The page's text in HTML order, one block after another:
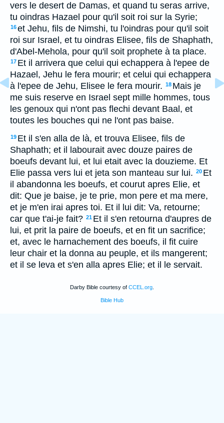
vers le desert de Damas, et quand tu seras arrive,
tu oindras Hazael pour qu'il soit roi sur la Syrie;
16et Jehu, fils de Nimshi, tu l'oindras pour qu'il soit
roi sur Israel, et tu oindras Elisee, fils de Shaphath,
d'Abel-Mehola, pour qu'il soit prophete à ta place.
17 Et il arrivera que celui qui echappera à l'epee de
Hazael, Jehu le fera mourir; et celui qui echappera
à l'epee de Jehu, Elisee le fera mourir. 18 Mais je
me suis reserve en Israel sept mille hommes, tous
les genoux qui n'ont pas flechi devant Baal, et
toutes les bouches qui ne l'ont pas baise.
19 Et il s'en alla de là, et trouva Elisee, fils de
Shaphath; et il labourait avec douze paires de
boeufs devant lui, et lui etait avec la douzieme. Et
Elie passa vers lui et jeta son manteau sur lui. 20 Et
il abandonna les boeufs, et courut apres Elie, et
dit: Que je baise, je te prie, mon pere et ma mere,
et je m'en irai apres toi. Et il lui dit: Va, retourne;
car que t'ai-je fait? 21 Et il s'en retourna d'aupres de
lui, et prit la paire de boeufs, et en fit un sacrifice;
et, avec le harnachement des boeufs, il fit cuire
leur chair et la donna au peuple, et ils mangerent;
et il se leva et s'en alla apres Elie; et il le servait.
Darby Bible courtesy of CCEL.org
Bible Hub